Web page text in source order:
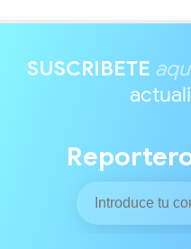
SUSCRIBETE